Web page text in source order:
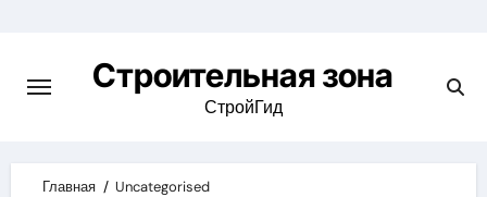
content
Строительная зона
СтройГид
Главная
Uncategorised